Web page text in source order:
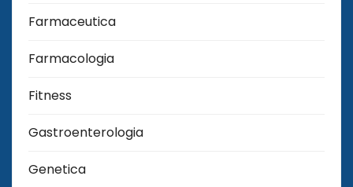
Farmaceutica
Farmacologia
Fitness
Gastroenterologia
Genetica